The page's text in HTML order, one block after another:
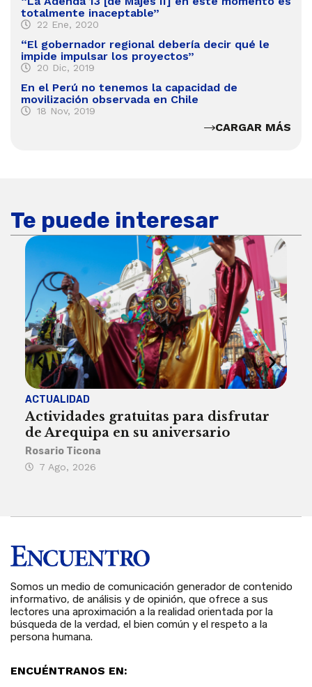
totalmente inaceptable”
22 Ene, 2020
“El gobernador regional debería decir qué le
impide impulsar los proyectos”
20 Dic, 2019
En el Perú no tenemos la capacidad de
movilización observada en Chile
18 Nov, 2019
CARGAR MÁS
Te puede interesar
ACTUALIDAD
Actividades gratuitas para disfrutar
de Arequipa en su aniversario
Rosario Ticona
7 Ago, 2026
Somos un medio de comunicación generador de contenido
informativo, de análisis y de opinión, que ofrece a sus
lectores una aproximación a la realidad orientada por la
búsqueda de la verdad, el bien común y el respeto a la
persona humana.
ENCUÉNTRANOS EN: